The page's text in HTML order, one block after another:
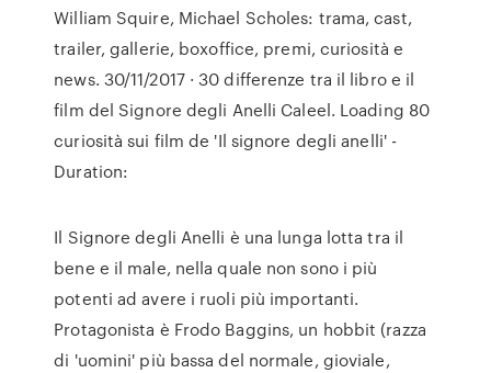
William Squire, Michael Scholes: trama, cast,
trailer, gallerie, boxoffice, premi, curiosità e
news. 30/11/2017 · 30 differenze tra il libro e il
film del Signore degli Anelli Caleel. Loading 80
curiosità sui film de 'Il signore degli anelli' -
Duration:
Il Signore degli Anelli è una lunga lotta tra il
bene e il male, nella quale non sono i più
potenti ad avere i ruoli più importanti.
Protagonista è Frodo Baggins, un hobbit (razza
di 'uomini' più bassa del normale, gioviale,